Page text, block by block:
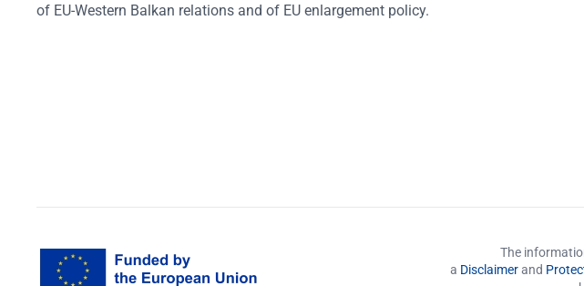
of EU-Western Balkan relations and of EU enlargement policy.
The
a Disclaimerand